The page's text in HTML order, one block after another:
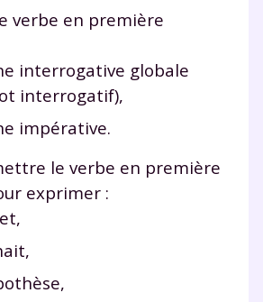
verbe en première
interrogative globale
interrogatif),
impérative.
le verbe en première
exprimer :